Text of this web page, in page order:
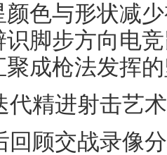
颜色与形状减
脚步方向电
成枪法发挥
代精进射击艺术
回顾交战录像